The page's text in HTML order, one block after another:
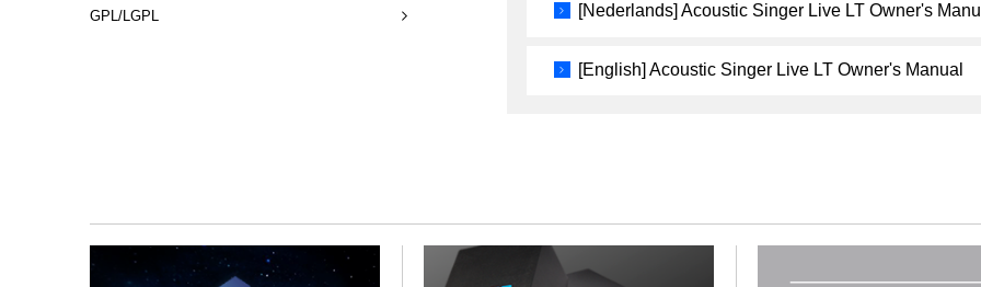
[Nederlands] Acoustic Singer Live LT Owner's
[English] Acoustic Singer Live LT Owner's Manual
GPL/LGPL